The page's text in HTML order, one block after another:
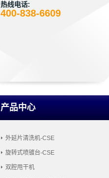
热线电话:
400-838-6609
产品中心
外延片清洗机-CSE
旋转式喷镀台-CSE
双腔甩干机